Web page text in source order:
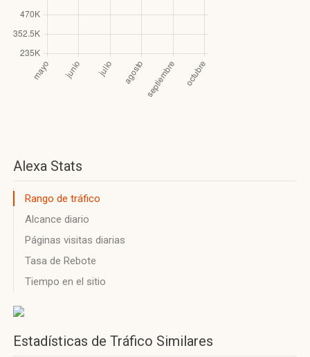
Alexa Stats
Rango de tráfico
Alcance diario
Páginas visitas diarias
Tasa de Rebote
Tiempo en el sitio
Estadísticas de Tráfico Similares